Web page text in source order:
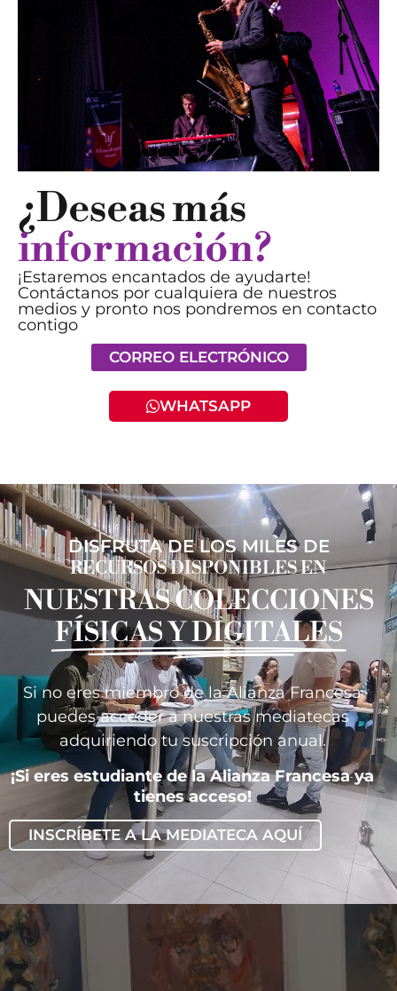
¿Deseas más
información?
¡Estaremos encantados de ayudarte!
Contáctanos por cualquiera de nuestros
medios y pronto nos pondremos en contacto
contigo
CORREO ELECTRÓNICO
WHATSAPP
DISFRUTA DE LOS MILES DE
RECURSOS DISPONIBLES EN
NUESTRAS COLECCIONES
FÍSICAS Y DIGITALES
Si no eres miembro de la Alianza Francesa
puedes acceder a nuestras mediatecas
adquiriendo tu suscripción anual.
¡Si eres estudiante de la Alianza Francesa ya
tienes acceso!
INSCRÍBETE A LA MEDIATECA AQUÍ